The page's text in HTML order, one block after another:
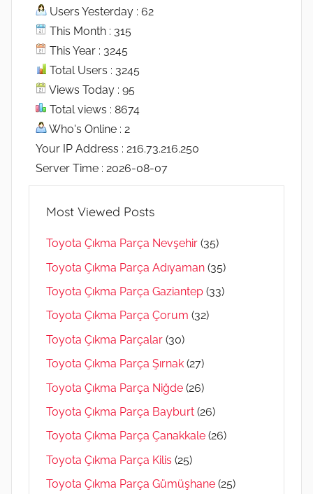
Users Yesterday : 62
This Month : 315
This Year : 3245
Total Users : 3245
Views Today : 95
Total views : 8674
Who's Online : 2
Your IP Address : 216.73.216.250
Server Time : 2026-08-07
Most Viewed Posts
Toyota Çıkma Parça Nevşehir (35)
Toyota Çıkma Parça Adıyaman (35)
Toyota Çıkma Parça Gaziantep (33)
Toyota Çıkma Parça Çorum (32)
Toyota Çıkma Parçalar (30)
Toyota Çıkma Parça Şırnak (27)
Toyota Çıkma Parça Niğde (26)
Toyota Çıkma Parça Bayburt (26)
Toyota Çıkma Parça Çanakkale (26)
Toyota Çıkma Parça Kilis (25)
Toyota Çıkma Parça Gümüşhane (25)